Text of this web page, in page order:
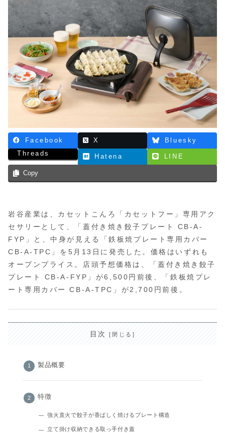
Facebook X
Bluesky
Threads
Hatena LINE
Copy
岩谷産業は、カセットこんろ「カセットフー」専用アク
セサリーとして、「蓋付き焼き餃子プレート CB-A-
FYP」と、中身が見える「鉄板焼プレート専用カバー
CB-A-TPC」を5月13日に発売した。価格はいずれも
オープンプライス。店頭予想価格は、「蓋付き焼き餃子
プレート CB-A-FYP」が6,500円前後、「鉄板焼プレ
ート専用カバー CB-A-TPC」が2,700円前後。
目次
製品概要
特徴
強火直火で餃子が香ばしく焼けるプレート構造
立て掛け収納できる取っ手付き蓋